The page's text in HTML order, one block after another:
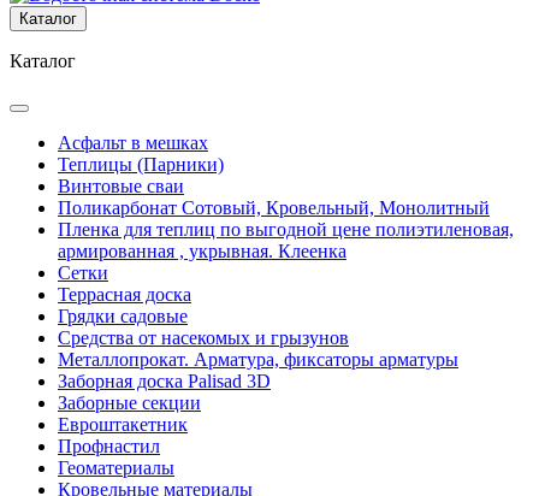
Каталог
Каталог
Асфальт в мешках
Теплицы (Парники)
Винтовые сваи
Поликарбонат Сотовый, Кровельный, Монолитный
Пленка для теплиц по выгодной цене полиэтиленовая,
армированная , укрывная. Клеенка
Сетки
Террасная доска
Грядки садовые
Средства от насекомых и грызунов
Металлопрокат. Арматура, фиксаторы арматуры
Заборная доска Palisad 3D
Заборные секции
Евроштакетник
Профнастил
Геоматериалы
Кровельные материалы